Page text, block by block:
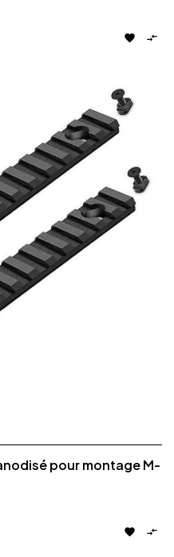
 
pour montage M-
 